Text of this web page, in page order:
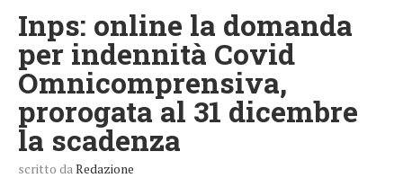
Inps: online la domanda
per indennità Covid
Omnicomprensiva,
prorogata al 31 dicembre
la scadenza
scritto da Redazione